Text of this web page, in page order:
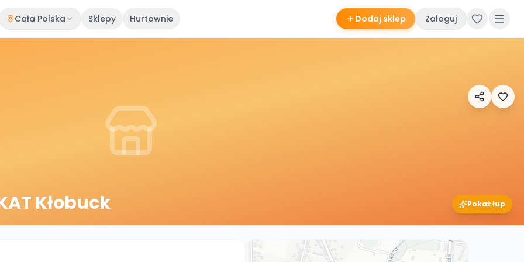
Cała Polska Sklepy Hurtownie Dodaj sklep Zaloguj
Kłobuck Pokaż łup